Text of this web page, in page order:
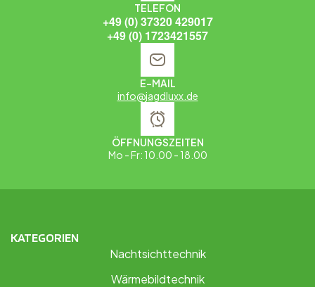
TELEFON
+49 (0) 37320 429017
+49 (0) 1723421557
E-MAIL
info@jagdluxx.de
ÖFFNUNGSZEITEN
Mo - Fr: 10.00 - 18.00
KATEGORIEN
Nachtsichttechnik
Wärmebildtechnik